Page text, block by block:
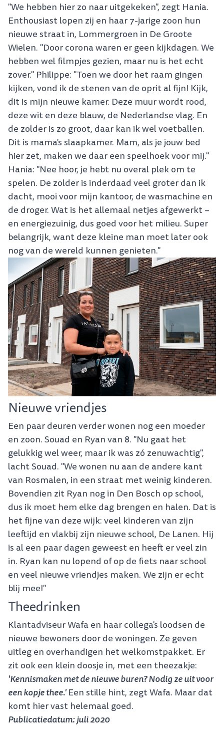
"We hebben hier zo naar uitgekeken", zegt Hania.
Enthousiast lopen zij en haar 7-jarige zoon hun
nieuwe straat in, Lommergroen in De Groote
Wielen. "Door corona waren er geen kijkdagen. We
hebben wel filmpjes gezien, maar nu is het echt
zover." Philippe: "Toen we door het raam gingen
kijken, vond ik de stenen van de oprit al fijn! Kijk,
dit is mijn nieuwe kamer. Deze muur wordt rood,
deze wit en deze blauw, de Nederlandse vlag. En
de zolder is zo groot, daar kan ik wel voetballen.
Dit is mama's slaapkamer. Mam, als je jouw bed
hier zet, maken we daar een speelhoek voor mij."
Hania: "Nee hoor, je hebt nu overal plek om te
spelen. De zolder is inderdaad veel groter dan ik
dacht, mooi voor mijn kantoor, de wasmachine en
de droger. Wat is het allemaal netjes afgewerkt –
en energiezuinig, dus goed voor het milieu. Super
belangrijk, want deze kleine man moet later ook
nog van de wereld kunnen genieten."
Nieuwe vriendjes
Een paar deuren verder wonen nog een moeder
en zoon. Souad en Ryan van 8. "Nu gaat het
gelukkig wel weer, maar ik was zó zenuwachtig",
lacht Souad. "We wonen nu aan de andere kant
van Rosmalen, in een straat met weinig kinderen.
Bovendien zit Ryan nog in Den Bosch op school,
dus ik moet hem elke dag brengen en halen. Dat is
het fijne van deze wijk: veel kinderen van zijn
leeftijd en vlakbij zijn nieuwe school, De Lanen. Hij
is al een paar dagen geweest en heeft er veel zin
in. Ryan kan nu lopend of op de fiets naar school
en veel nieuwe vriendjes maken. We zijn er echt
blij mee!"
Theedrinken
Klantadviseur Wafa en haar collega's loodsen de
nieuwe bewoners door de woningen. Ze geven
uitleg en overhandigen het welkomstpakket. Er
zit ook een klein doosje in, met een theezakje:
'Kennismaken met de nieuwe buren? Nodig ze uit voor
een kopje thee.'Een stille hint, zegt Wafa. Maar dat
komt hier vast helemaal goed.
Publicatiedatum: juli 2020